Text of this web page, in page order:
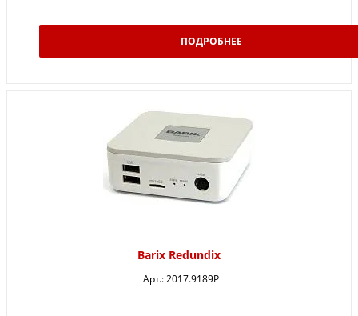
ПОДРОБНЕЕ
Barix Redundix
Арт.:2017.9189P